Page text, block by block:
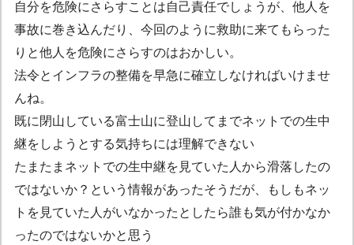
自分を危険にさらすことは自己責任でしょうが、他人を
事故に巻き込んだり、今回のように救助に来てもらった
りと他人を危険にさらすのはおかしい。
法令とインフラの整備を早急に確立しなければいけませ
んね。
既に閉山している富士山に登山してまでネットでの生中
継をしようとする気持ちには理解できない
たまたまネットでの生中継を見ていた人から滑落したの
ではないか？という情報があったそうだが、もしもネッ
トを見ていた人がいなかったとしたら誰も気が付かなか
ったのではないかと思う